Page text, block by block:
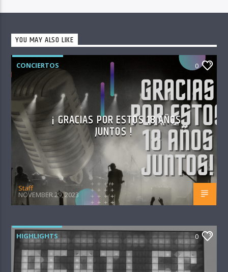
YOU MAY ALSO LIKE
CONCIERTOS 0
¡ GRACIAS POR ESTOS 18 AÑOS
JUNTOS !
Staff
NOVEMBER 29, 2023
HIGHLIGHTS 0